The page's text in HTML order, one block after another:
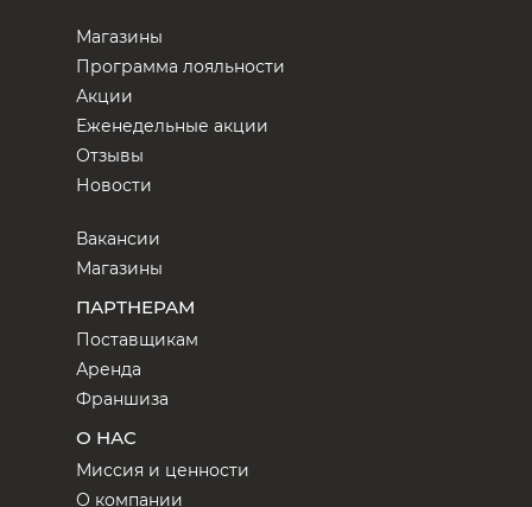
Магазины
Программа лояльности
Акции
Еженедельные акции
Отзывы
Новости
Вакансии
Магазины
ПАРТНЕРАМ
Поставщикам
Аренда
Франшиза
О НАС
Миссия и ценности
О компании